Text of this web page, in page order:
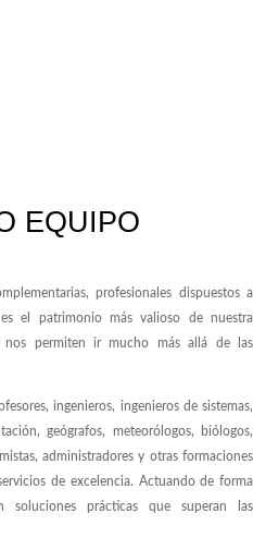
EQUIPO
profesionales dispuestos a
el patrimonio más valioso de nuestra
nos permiten ir mucho más allá de las
ingenieros, ingenieros de sistemas,
geógrafos, meteorólogos, biólogos,
administradores y otras formaciones
de excelencia. Actuando de forma
soluciones prácticas que superan las